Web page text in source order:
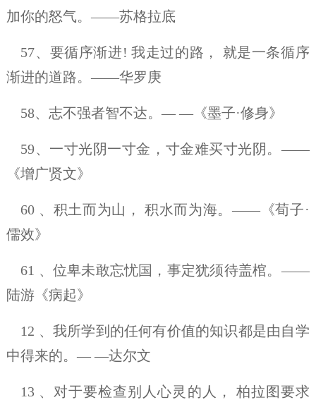
加你的怒气。——苏格拉底
57、要循序渐进! 我走过的路， 就是一条循序
渐进的道路。——华罗庚
58、志不强者智不达。— —《墨子·修身》
59、一寸光阴一寸金，寸金难买寸光阴。——
《增广贤文》
60 、积土而为山， 积水而为海。——《荀子·
儒效》
61 、位卑未敢忘忧国，事定犹须待盖棺。——
陆游《病起》
12 、我所学到的任何有价值的知识都是由自学
中得来的。— —达尔文
13 、对于要检查别人心灵的人， 柏拉图要求